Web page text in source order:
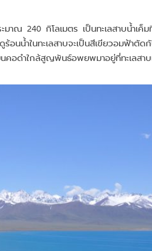
มาณ 240 กิโลเมตร เป็นทะเลสาบน้ำเ
น้ำในทะเลสาบจะเป็นสีเขียวอมฟ้าตัดกั
นคอดำใกล้สูญพันธ์อพยพมาอยู่ที่ทะเลสา